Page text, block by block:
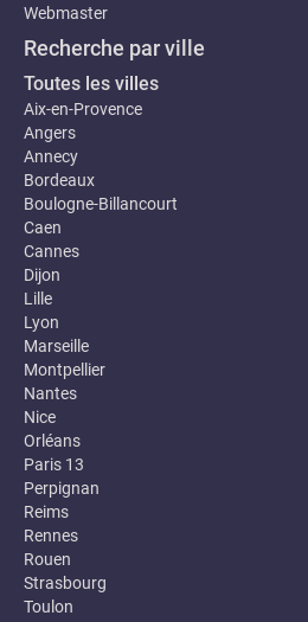
Webmaster
Recherche par ville
Toutes les villes
Aix-en-Provence
Angers
Annecy
Bordeaux
Boulogne-Billancourt
Caen
Cannes
Dijon
Lille
Lyon
Marseille
Montpellier
Nantes
Nice
Orléans
Paris 13
Perpignan
Reims
Rennes
Rouen
Strasbourg
Toulon